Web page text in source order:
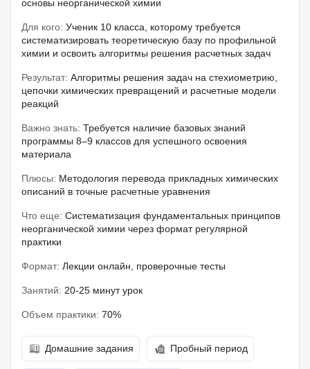
основы неорганической химии
Для кого: Ученик 10 класса, которому требуется
систематизировать теоретическую базу по профильной
химии и освоить алгоритмы решения расчетных задач
Результат: Алгоритмы решения задач на стехиометрию,
цепочки химических превращений и расчетные модели
реакций
Важно знать: Требуется наличие базовых знаний
программы 8–9 классов для успешного освоения
материала
Плюсы: Методология перевода прикладных химических
описаний в точные расчетные уравнения
Что еще: Систематизация фундаментальных принципов
неорганической химии через формат регулярной
практики
Формат: Лекции онлайн, проверочные тесты
Занятий: 20-25 минут урок
Объем практики: 70%
Домашние задания Пробный период